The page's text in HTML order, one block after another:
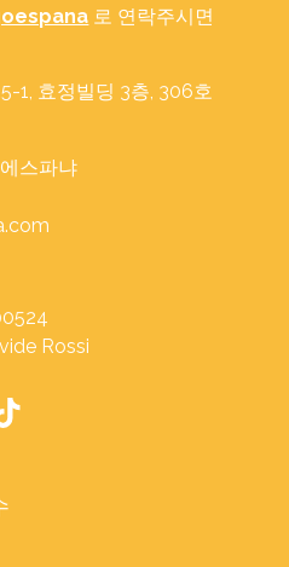
로 연락주시면
1, 효정빌딩 3층, 306호
스파냐
Rossi